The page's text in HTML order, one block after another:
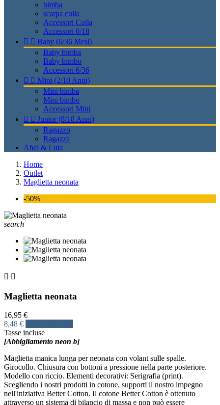
bimba
scarpa culla
Accessori Culla
Accessori 0/18
  Baby (6/36 Mesi)
Baby bimba
Baby bimbo
Accessori 6/36
  Mini (2/10 Anni)
Mini bimba
Mini bimbo
Accessori Mini
  Junior (8/18 Anni)
Ragazzo
Ragazza
Abel & Lula
Home
Outlet
Maglietta neonata
-50%
search
 
Maglietta neonata
16,95 €
8,48 €
Tasse incluse
[Abbigliamento neon b]
Maglietta manica lunga per neonata con volant sulle spalle.
Girocollo. Chiusura con bottoni a pressione nella parte posteriore.
Modello con riccio. Elementi decorativi: Serigrafia (print).
Scegliendo i nostri prodotti in cotone, supporti il nostro impegno
nell'iniziativa Better Cotton. Il cotone Better Cotton è ottenuto
attraverso un sistema di bilancio di massa e non può essere